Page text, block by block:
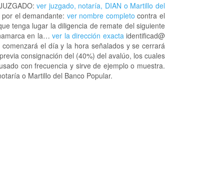
ver juzgado, notaría, DIAN o Martillo del
el demandante: ver nombre completo contra el
tenga lugar la diligencia de remate del siguiente
en la… ver la dirección exactaidentificad@
el día y la hora señalados y se cerrará
consignación del (40%) del avalúo, los cuales
con frecuencia y sirve de ejemplo o muestra.
o Martillo del Banco Popular.